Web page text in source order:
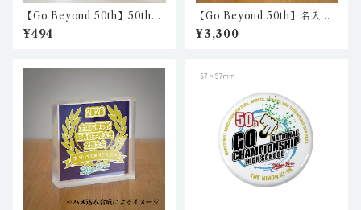
【Go Beyond 50th】50th
目印アクリルチャーム2（２個
セット） nkc-ch-02,nkc-c
¥494
【Go Beyond 50th】名入れ5
0th記念アクリルブロック（ペ
ーパーウェイト）※名入ポロ
¥3,300